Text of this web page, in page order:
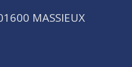
MASSIEUX